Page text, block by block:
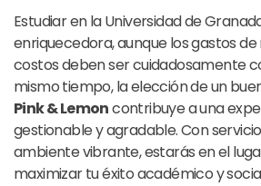
Estudiar en la Universidad de
enriquecedora, aunque los gastos
costos deben ser cuidadosamente
mismo tiempo, la elección de un
Pink & Lemoncontribuye a una
gestionable y agradable. Con
ambiente vibrante, estarás en el
maximizar tu éxito académico y